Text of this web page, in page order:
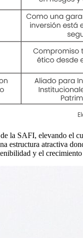
la SAFI, elevando el
estructura atractiva
y el